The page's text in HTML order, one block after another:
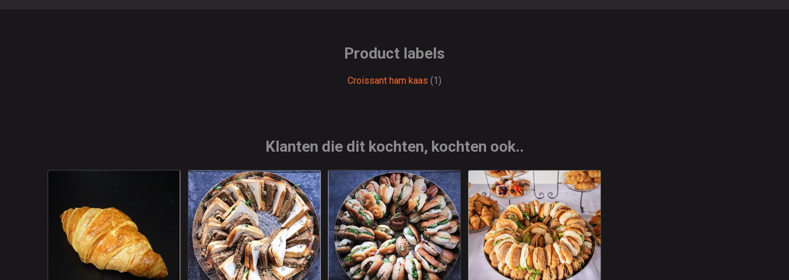
Product labels
Croissant ham kaas (1)
Klanten die dit kochten, kochten ook..